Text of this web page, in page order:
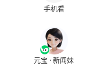
手机看
元宝 · 新闻妹